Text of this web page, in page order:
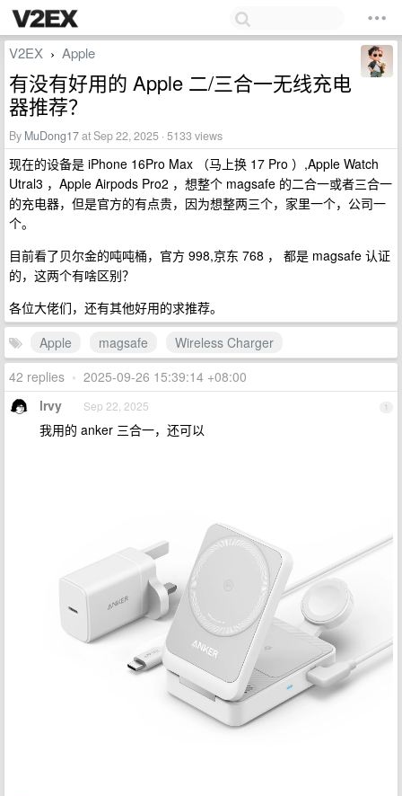
V2EX › Apple
有没有好用的 Apple 二/三合一无线充电
器推荐？
By MuDong17at Sep 22, 2025 · 5133 views
现在的设备是 iPhone 16Pro Max （马上换 17 Pro ）,Apple Watch
Utral3 ，Apple Airpods Pro2 ，想整个 magsafe 的二合一或者三合一
的充电器，但是官方的有点贵，因为想整两三个，家里一个，公司一
个。
目前看了贝尔金的吨吨桶，官方 998,京东 768 ， 都是 magsafe 认证
的，这两个有啥区别？
各位大佬们，还有其他好用的求推荐。
Apple
magsafe
Wireless Charger
42 replies • 2025-09-26 15:39:14 +08:00
1
lrvy Sep 22, 2025
我用的 anker 三合一，还可以